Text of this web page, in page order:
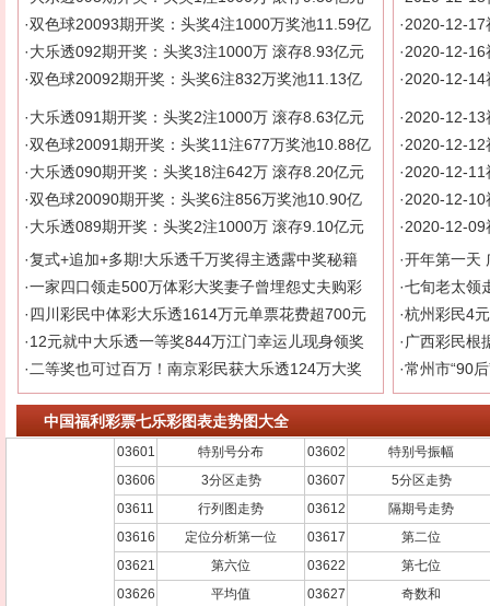
·双色球20093期开奖：头奖4注1000万奖池11.59亿
·大乐透092期开奖：头奖3注1000万 滚存8.93亿元
·双色球20092期开奖：头奖6注832万奖池11.13亿
·大乐透091期开奖：头奖2注1000万 滚存8.63亿元
·双色球20091期开奖：头奖11注677万奖池10.88亿
·大乐透090期开奖：头奖18注642万 滚存8.20亿元
·双色球20090期开奖：头奖6注856万奖池10.90亿
·大乐透089期开奖：头奖2注1000万 滚存9.10亿元
·复式+追加+多期!大乐透千万奖得主透露中奖秘籍
·一家四口领走500万体彩大奖妻子曾埋怨丈夫购彩
·四川彩民中体彩大乐透1614万元单票花费超700元
·12元就中大乐透一等奖844万江门幸运儿现身领奖
· 二等奖也可过百万！南京彩民获大乐透124万大奖
·2020-12-17
·2020-12-16
·2020-12-14
·2020-12-13
·2020-12-12
·2020-12-11
·2020-12-10
·2020-12-09
·开年第一天
·七旬老太领
·杭州彩民4
· 广西彩民根
·常州市“90
中国福利彩票七乐彩图表走势图大全
03601 特别号分布 03602
特别号振幅
03606
3分区走势 03607
5分区走势
03611
行列图走势 03612
隔期号走势
03616
定位分析第一位 03617
第二位
03621
第六位 03622
第七位
03626
平均值 03627
奇数和